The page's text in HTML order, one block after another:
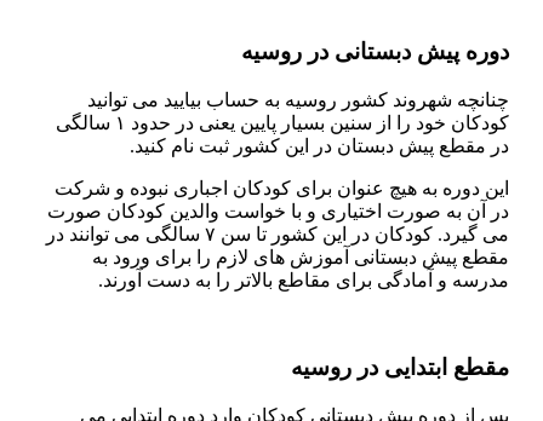
دوره پیش دبستانی در روسیه
چنانچه شهروند کشور روسیه به حساب بیایید می توانید
کودکان خود را از سنین بسیار پایین یعنی در حدود ۱ سالگی
در مقطع پیش دبستان در این کشور ثبت نام کنید.
این دوره به هیچ عنوان برای کودکان اجباری نبوده و شرکت
در آن به صورت اختیاری و با خواست والدین کودکان صورت
می گیرد. کودکان در این کشور تا سن ۷ سالگی می توانند در
مقطع پیش دبستانی آموزش های لازم را برای ورود به
مدرسه و آمادگی برای مقاطع بالاتر را به دست آورند.
مقطع ابتدایی در روسیه
پس از دوره پیش دبستانی کودکان وارد دوره ابتدایی می